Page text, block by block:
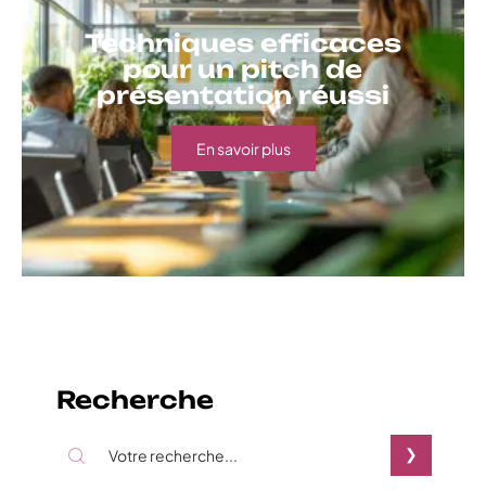
Techniques efficaces
pour un pitch de
présentation réussi
En savoir plus
Recherche